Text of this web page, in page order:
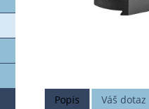
Popis Váš dotaz